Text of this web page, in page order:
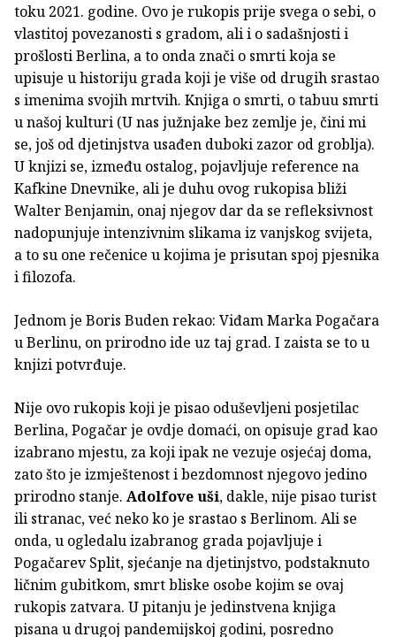
toku 2021. godine. Ovo je rukopis prije svega o sebi, o
vlastitoj povezanosti s gradom, ali i o sadašnjosti i
prošlosti Berlina, a to onda znači o smrti koja se
upisuje u historiju grada koji je više od drugih srastao
s imenima svojih mrtvih. Knjiga o smrti, o tabuu smrti
u našoj kulturi (U nas južnjake bez zemlje je, čini mi
se, još od djetinjstva usađen duboki zazor od groblja).
U knjizi se, između ostalog, pojavljuje reference na
Kafkine Dnevnike, ali je duhu ovog rukopisa bliži
Walter Benjamin, onaj njegov dar da se refleksivnost
nadopunjuje intenzivnim slikama iz vanjskog svijeta,
a to su one rečenice u kojima je prisutan spoj pjesnika
i filozofa.
Jednom je Boris Buden rekao: Viđam Marka Pogačara
u Berlinu, on prirodno ide uz taj grad. I zaista se to u
knjizi potvrđuje.
Nije ovo rukopis koji je pisao oduševljeni posjetilac
Berlina, Pogačar je ovdje domaći, on opisuje grad kao
izabrano mjestu, za koji ipak ne vezuje osjećaj doma,
zato što je izmještenost i bezdomnost njegovo jedino
prirodno stanje. Adolfove uši, dakle, nije pisao turist
ili stranac, već neko ko je srastao s Berlinom. Ali se
onda, u ogledalu izabranog grada pojavljuje i
Pogačarev Split, sjećanje na djetinjstvo, podstaknuto
ličnim gubitkom, smrt bliske osobe kojim se ovaj
rukopis zatvara. U pitanju je jedinstvena knjiga
pisana u drugoj pandemijskoj godini, posredno